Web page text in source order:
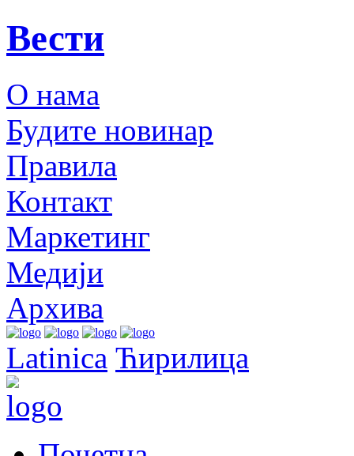
Вести
О нама
Будите новинар
Правила
Контакт
Маркетинг
Медији
Архива
Latinica Ћирилица